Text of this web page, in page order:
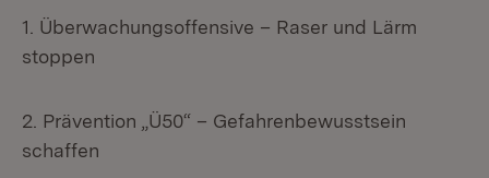
1. Überwachungsoffensive – Raser und Lärm
stoppen
2. Prävention „Ü50“ – Gefahrenbewusstsein
schaffen